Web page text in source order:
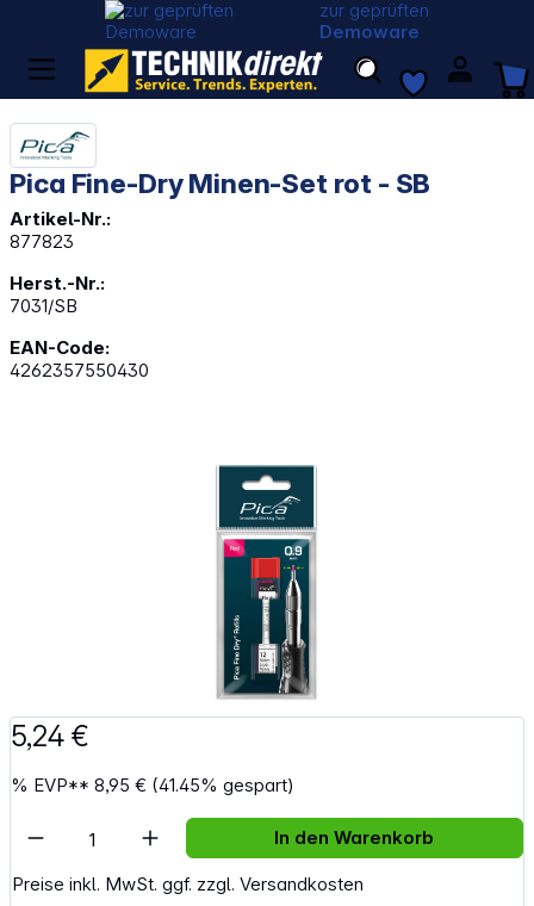
zur geprüften
Demoware
Pica Fine-Dry Minen-Set rot - SB
Artikel-Nr.:
877823
Herst.-Nr.:
7031/SB
EAN-Code:
4262357550430
5,24 €
% EVP**8,95 € (41.45% gespart)
Preise inkl. MwSt. ggf. zzgl. Versandkosten
Artikel Anzahl: Gib den gewünschten
In den Warenkorb